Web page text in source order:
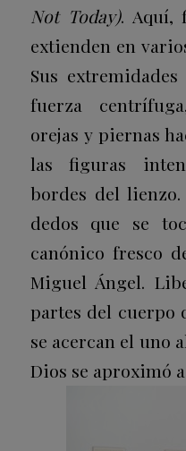
Not Today). Aquí,
extienden en
Sus
fuerza
orejas y piernas
las figuras
bordes del
dedos que se
canónico fresco
Miguel Ángel.
partes del cuerpo
se acercan el uno
Dios se aproximó